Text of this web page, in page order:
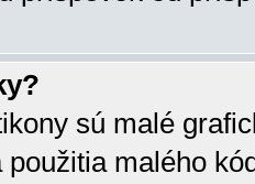
sú malé
malého